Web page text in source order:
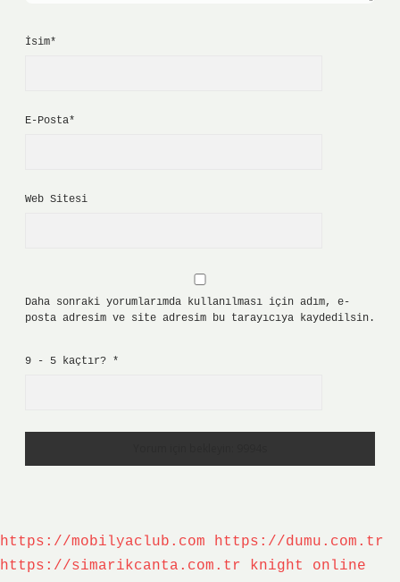
İsim*
E-Posta*
Web Sitesi
Daha sonraki yorumlarımda kullanılması için adım, e-
posta adresim ve site adresim bu tarayıcıya kaydedilsin.
9 - 5 kaçtır? *
https://mobilyaclub.com
https://dumu.com.tr
https://simarikcanta.com.tr
knight online